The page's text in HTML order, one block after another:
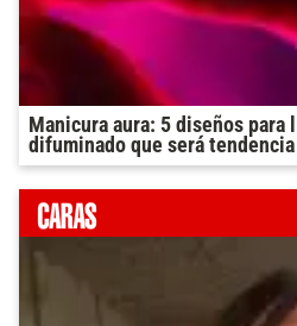
Manicura aura: 5 diseños
difuminado que será